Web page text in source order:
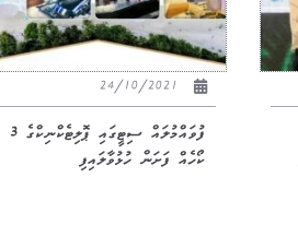
ފުވައްމުލައް ސިޓީގައި ޕޮލިޓެކްނިކްގެ 3
ކޯހެއް ފަށަން ހުޅުވާލައިފި